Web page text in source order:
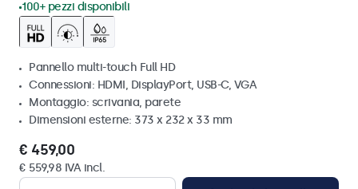
100+ pezzi disponibili
Pannello multi-touch Full HD
Connessioni: HDMI, DisplayPort, USB-C, VGA
Montaggio: scrivania, parete
Dimensioni esterne: 373 x 232 x 33 mm
€ 459,00
€ 559,98 IVA incl.